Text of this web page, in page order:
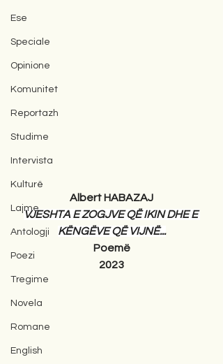
Ese
Speciale
Opinione
Komunitet
Reportazh
Studime
Intervista
Kulturë
Lajme
Antologji
Poezi
Tregime
Novela
Romane
English
Albert HABAZAJ
VJESHTA E ZOGJVE QË IKIN DHE E
KËNGËVE QË VIJNË...
Poemë
2023